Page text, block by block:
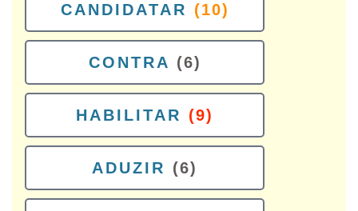
CANDIDATAR (10)
CONTRA (6)
HABILITAR (9)
ADUZIR (6)